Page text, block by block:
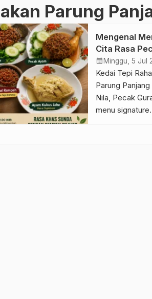
Parung
Mengenal
Cita Rasa
Rempah
calendar_month Minggu, 5 Jul
Kedai Tepi
Parung
Nila, Pecak
menu